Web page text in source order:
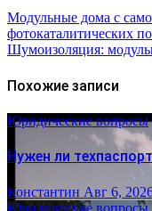
Модульные дома с
фотокаталитических
Шумоизоляция:
Похожие записи
Юридические вопросы
Нужен ли
Константин Авг 6,
Юридические вопросы